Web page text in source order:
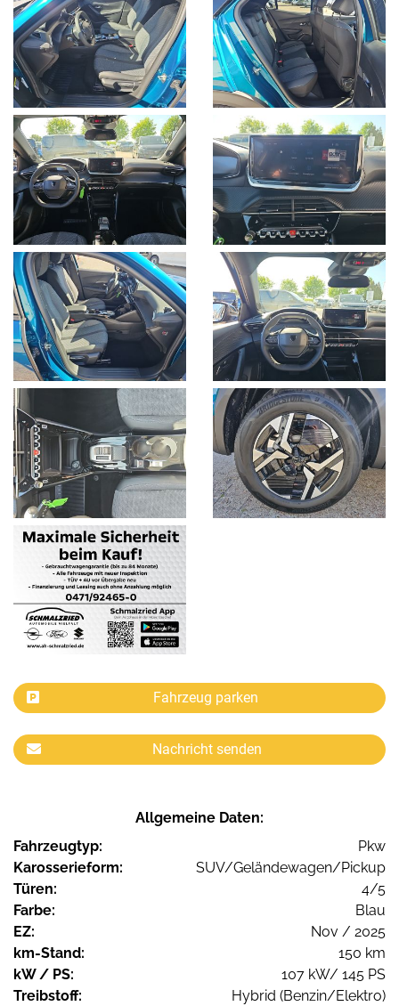
Fahrzeug parken
Nachricht senden
Allgemeine Daten:
Fahrzeugtyp:
Pkw
Karosserieform:
SUV/Geländewagen/Pickup
Türen:
4/5
Farbe:
Blau
EZ:
Nov / 2025
km-Stand:
150 km
kW / PS:
107 kW/ 145 PS
Treibstoff:
Hybrid (Benzin/Elektro)